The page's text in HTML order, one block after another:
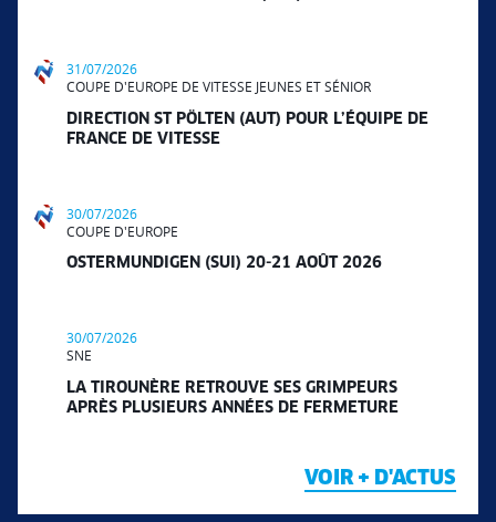
31/07/2026
COUPE D'EUROPE DE VITESSE JEUNES ET SÉNIOR
DIRECTION ST PÖLTEN (AUT) POUR L’ÉQUIPE DE
FRANCE DE VITESSE
30/07/2026
COUPE D'EUROPE
OSTERMUNDIGEN (SUI) 20-21 AOÛT 2026
30/07/2026
SNE
LA TIROUNÈRE RETROUVE SES GRIMPEURS
APRÈS PLUSIEURS ANNÉES DE FERMETURE
VOIR + D'ACTUS